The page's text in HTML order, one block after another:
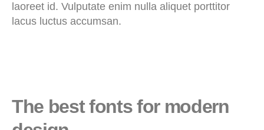
laoreet id. Vulputate enim nulla aliquet porttitor
lacus luctus accumsan.
The best fonts for modern